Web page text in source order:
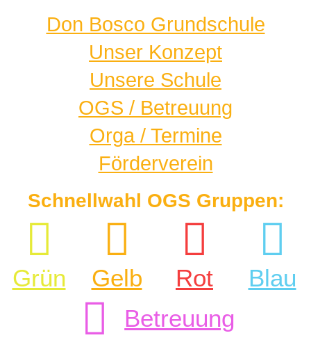
Don Bosco Grundschule
Unser Konzept
Unsere Schule
OGS / Betreuung
Orga / Termine
Förderverein
Schnellwahl OGS Gruppen:
Grün Gelb Rot
Blau
Betreuung